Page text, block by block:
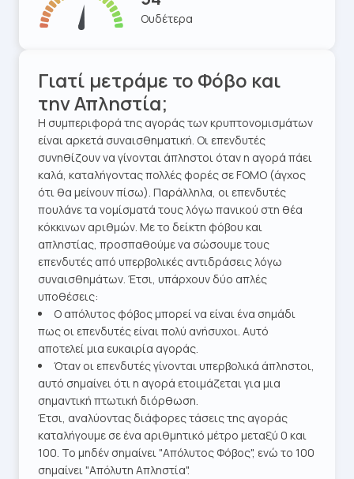
Ουδέτερα
Γιατί μετράμε το Φόβο και
την Απληστία;
Η συμπεριφορά της αγοράς των κρυπτονομισμάτων
είναι αρκετά συναισθηματική. Οι επενδυτές
συνηθίζουν να γίνονται άπληστοι όταν η αγορά πάει
καλά, καταλήγοντας πολλές φορές σε FOMO (άγχος
ότι θα μείνουν πίσω). Παράλληλα, οι επενδυτές
πουλάνε τα νομίσματά τους λόγω πανικού στη θέα
κόκκινων αριθμών. Με το δείκτη φόβου και
απληστίας, προσπαθούμε να σώσουμε τους
επενδυτές από υπερβολικές αντιδράσεις λόγω
συναισθημάτων. Έτσι, υπάρχουν δύο απλές
υποθέσεις:
Ο απόλυτος φόβος μπορεί να είναι ένα σημάδι
πως οι επενδυτές είναι πολύ ανήσυχοι. Αυτό
αποτελεί μια ευκαιρία αγοράς.
Όταν οι επενδυτές γίνονται υπερβολικά άπληστοι,
αυτό σημαίνει ότι η αγορά ετοιμάζεται για μια
σημαντική πτωτική διόρθωση.
Έτσι, αναλύοντας διάφορες τάσεις της αγοράς
καταλήγουμε σε ένα αριθμητικό μέτρο μεταξύ 0 και
100. Το μηδέν σημαίνει "Απόλυτος Φόβος", ενώ το 100
σημαίνει "Απόλυτη Απληστία".